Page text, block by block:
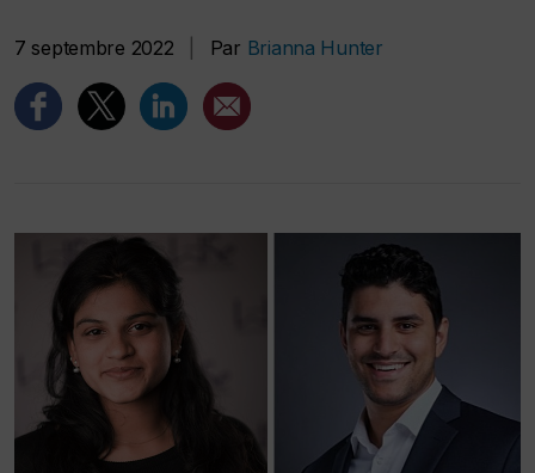
7 septembre 2022 Par Brianna Hunter